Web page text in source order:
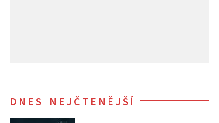
DNES NEJČTENĚJŠÍ